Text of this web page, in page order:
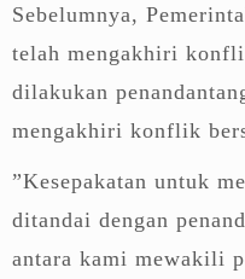
Sebelumnya,
telah mengakhiri
dilakukan
mengakhiri konflik
”Kesepakatan untuk
ditandai dengan
antara kami mewakili